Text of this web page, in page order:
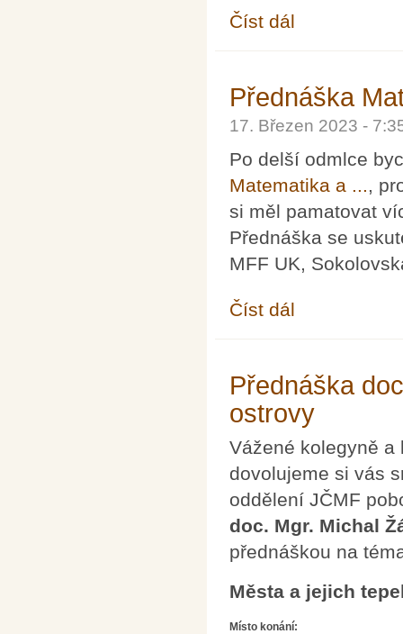
Číst dál
Přednáška
17. Březen 2023 -
Po delší odmlce
Matematika a ...,
si měl pamatovat
Přednáška se
MFF UK,
Číst dál
Přednáška
ostrovy
Vážené kolegyně a
dovolujeme si vás
oddělení JČMF
doc. Mgr. Michal
přednáškou na
Města a jejich
Místo konání: